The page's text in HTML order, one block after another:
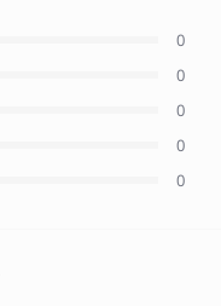
0
0
0
0
0